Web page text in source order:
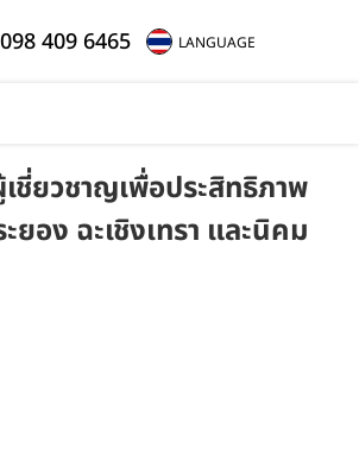
098 409 6465 LANGUAGE
ชี่ยวชาญเพื่อประสิทธิภาพ
อง ฉะเชิงเทรา และนิคม